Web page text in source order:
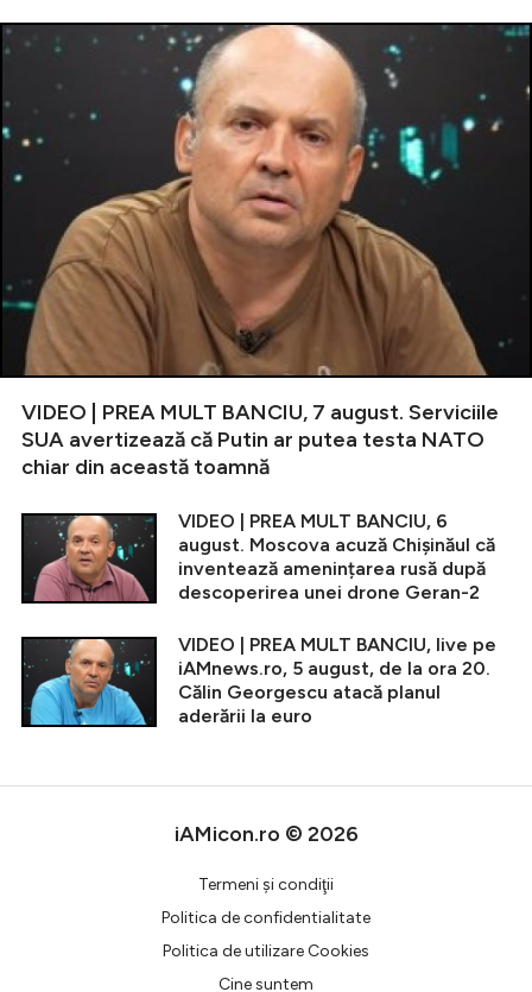
VIDEO | PREA MULT BANCIU, 7 august. Serviciile
SUA avertizează că Putin ar putea testa NATO
chiar din această toamnă
VIDEO | PREA MULT BANCIU, 6
august. Moscova acuză Chișinăul că
inventează amenințarea rusă după
descoperirea unei drone Geran-2
VIDEO | PREA MULT BANCIU, live pe
iAMnews.ro, 5 august, de la ora 20.
Călin Georgescu atacă planul
aderării la euro
iAMicon.ro © 2026
Termeni şi condiţii
Politica de confidentialitate
Politica de utilizare Cookies
Cine suntem